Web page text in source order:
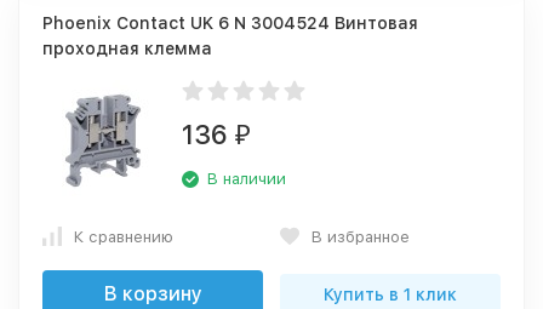
Phoenix Contact UK 6 N 3004524 Винтовая
проходная клемма
136 ₽
В наличии
К сравнению В избранное
В корзину Купить в 1 клик